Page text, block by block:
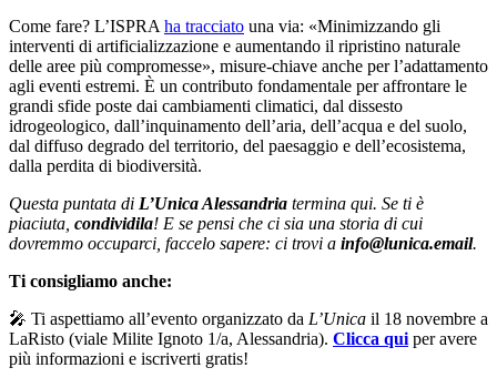
Come fare? L’ISPRAha tracciato una via: «Minimizzando gli
interventi di artificializzazione e aumentando il ripristino naturale
delle aree più compromesse», misure-chiave anche per l’adattamento
agli eventi estremi. È un contributo fondamentale per affrontare le
grandi sfide poste dai cambiamenti climatici, dal dissesto
idrogeologico, dall’inquinamento dell’aria, dell’acqua e del suolo,
dal diffuso degrado del territorio, del paesaggio e dell’ecosistema,
dalla perdita di biodiversità.
Questa puntata di L’Unica Alessandria termina qui. Se ti è
piaciuta, condividila! E se pensi che ci sia una storia di cui
dovremmo occuparci, faccelo sapere: ci trovi a info@lunica.email.
Ti consigliamo anche:
🎤 Ti aspettiamo all’evento organizzato da L’Unica il 18 novembre a
LaRisto (viale Milite Ignoto 1/a, Alessandria). Clicca qui per avere
più informazioni e iscriverti gratis!